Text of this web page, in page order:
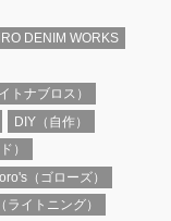
DENIM WORKS
トナブロス）
DIY（自作）
）
（ゴローズ）
ライトニング）